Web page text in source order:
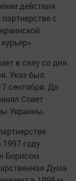
действия
с
в силу со дня
Указ был
сентября. До
Совет
Украины.
году
Борисом
Дума